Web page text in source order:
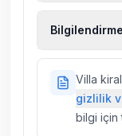
kelebek,
Villa
gizlilik
bilgi için